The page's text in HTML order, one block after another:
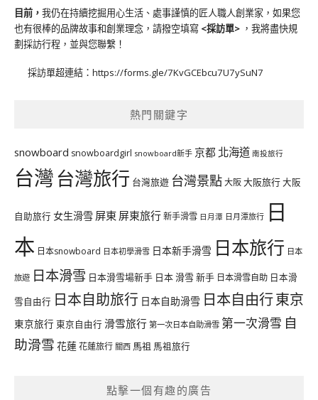
目前， 我仍在持續挖掘用心生活、處事謹慎的匠人職人創業家，如果您
也有很棒的品牌故事和創業理念，請撥空填寫 <採訪單> ，我將盡快規
劃採訪行程，並與您聯繫！
採訪單超連結： https://forms.gle/7KvGCEbcu7U7ySuN7
熱門關鍵字
snowboard snowboardgirl snowboard新手 京都 北海道 南投旅行
台灣台灣旅行 台灣旅遊 台灣景點大阪大阪旅行大阪
自助旅行 女生滑雪 屏東 屏東旅行新手滑雪 日月潭 日月潭旅行 日
本 日本snowboard 日本初學滑雪 日本新手滑雪 日本旅行 日本
旅遊 日本滑雪 日本滑雪場新手 日本 滑雪 新手 日本滑雪自助 日本滑
雪自由行 日本自助旅行 日本自助滑雪 日本自由行東京
東京旅行 東京自由行 滑雪旅行 第一次日本自助滑雪 第一次滑雪 自
助滑雪 花蓮花蓮旅行 關西 馬祖 馬祖旅行
點擊一個有趣的廣告